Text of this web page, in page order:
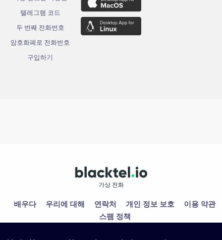
텔레그램 코드
두 번째 전화번호
암호화폐로 전화번호
구입하기
가상 전화
배우다 우리에 대해 연락처 개인 정보 보호
이용 약관
스팸 정책